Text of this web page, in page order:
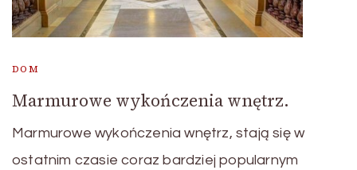
DOM
Marmurowe wykończenia wnętrz.
Marmurowe wykończenia wnętrz, stają się w
ostatnim czasie coraz bardziej popularnym